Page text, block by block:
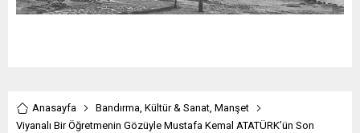
Anasayfa Bandırma, Kültür & Sanat, Manşet
Viyanalı Bir Öğretmenin Gözüyle Mustafa Kemal ATATÜRK’ün Son